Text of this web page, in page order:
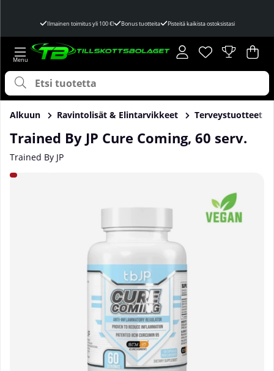
Ilmainen toimitus yli 100 €! Bonus tuotteita Pisteitä kaikista ostoksistasi
Toivelista
Lukumäärä
. .
Alkuun Ravintolisät & Elintarvikkeet Terveystuotteet
Trained By JP Cure Coming, 60 serv.
Trained By JP
Tuotekuvat Trained By JP Cure Coming, 60 serv.